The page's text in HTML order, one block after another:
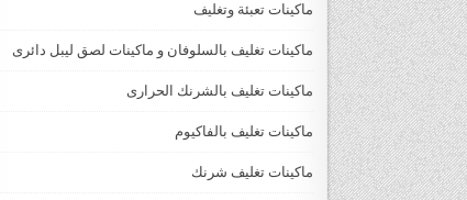
ماكينات تعبئة وتغليف
ماكينات تغليف بالسلوفان و ماكينات لصق ليبل دائرى
ماكينات تغليف بالشرنك الحرارى
ماكينات تغليف بالفاكيوم
ماكينات تغليف شرنك